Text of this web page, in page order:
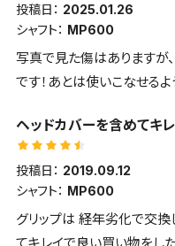
投稿日： 2025.01.26
シャフト： MP600
写真で見た傷はありますが
です！あとは使いこなせる
ヘッドカバーを含めてキ
投稿日： 2019.09.12
シャフト： MP600
グリップは 経年劣化で交